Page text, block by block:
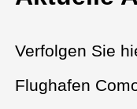
Verfolgen Sie
Flughafen